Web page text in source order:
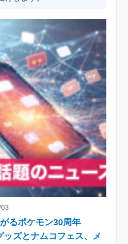
るポケモン30周年
ズとナムコフェス、メ